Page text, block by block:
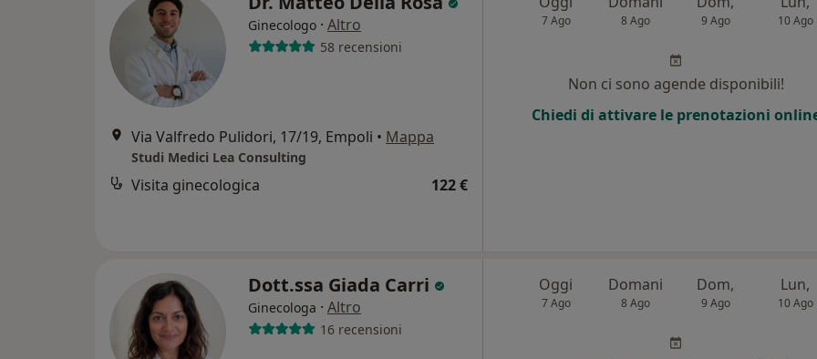
Ginecologo · Altro
58 recensioni
Via Valfredo Pulidori, 17/19, Empoli • Mappa
Studi Medici Lea Consulting
Visita ginecologica 122 €
7 Ago 8 Ago 9 Ago 10 Ago
Non ci sono agende disponibili!
Chiedi di attivare le prenotazioni
Dott.ssa Giada Carri
Ginecologa · Altro
16 recensioni
Oggi
7 Ago
Domani
8 Ago
Dom,
9 Ago
Lun,
10 Ago